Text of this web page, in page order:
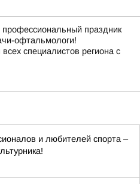
профессиональный праздник
офтальмологи!
специалистов региона с
и любителей спорта –